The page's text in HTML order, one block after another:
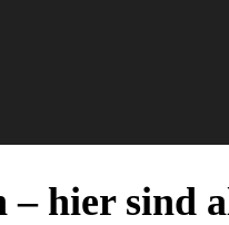
hier sind